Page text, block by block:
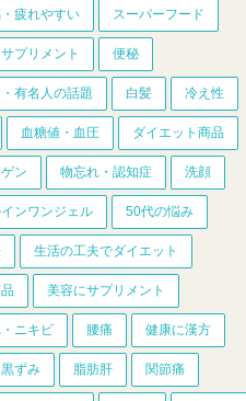
疲れやすい スーパーフード
プリメント 便秘
有名人の話題 白髪 冷え性
血糖値・血圧 ダイエット商品
ン 物忘れ・認知症 洗顔
ンワンジェル 50代の悩み
生活の工夫でダイエット
美容にサプリメント
ニキビ 腰痛 健康に漢方
ずみ 脂肪肝 関節痛